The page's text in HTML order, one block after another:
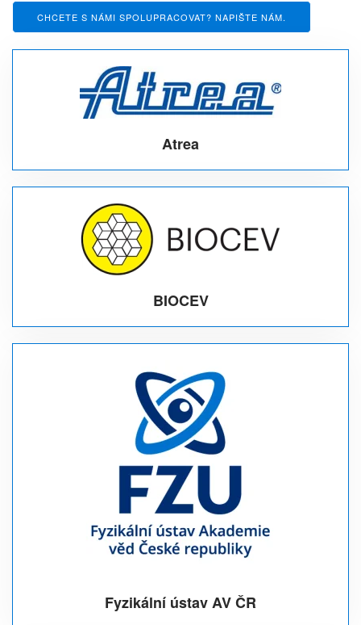
CHCETE S NÁMI SPOLUPRACOVAT? NAPIŠTE NÁM.
Atrea
BIOCEV
Fyzikální ústav AV ČR